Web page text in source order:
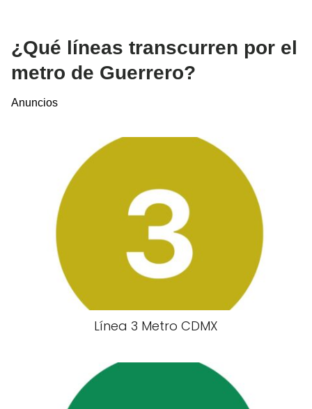
¿Qué líneas transcurren por el
metro de Guerrero?
Anuncios
Línea 3 Metro CDMX